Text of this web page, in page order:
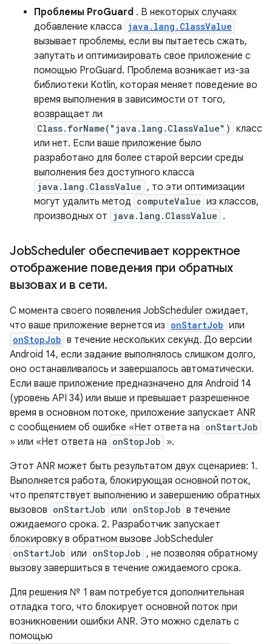
Проблемы ProGuard . В некоторых случаях
добавление класса java.lang.ClassValue
вызывает проблемы, если вы пытаетесь сжать,
запутать и оптимизировать свое приложение с
помощью ProGuard. Проблема возникает из-за
библиотеки Kotlin, которая меняет поведение во
время выполнения в зависимости от того,
возвращает ли
Class.forName("java.lang.ClassValue") класс
или нет. Если ваше приложение было
разработано для более старой версии среды
выполнения без доступного класса
java.lang.ClassValue , то эти оптимизации
могут удалить метод computeValue из классов,
производных от java.lang.ClassValue .
JobScheduler обеспечивает корректное
отображение поведения при обратных
вызовах и в сети.
С момента своего появления JobScheduler ожидает,
что ваше приложение вернется из onStartJob или
onStopJob в течение нескольких секунд. До версии
Android 14, если задание выполнялось слишком долго,
оно останавливалось и завершалось автоматически.
Если ваше приложение предназначено для Android 14
(уровень API 34) или выше и превышает разрешенное
время в основном потоке, приложение запускает ANR
с сообщением об ошибке «Нет ответа на onStartJob
» или «Нет ответа на onStopJob ».
Этот ANR может быть результатом двух сценариев: 1.
Выполняется работа, блокирующая основной поток,
что препятствует выполнению и завершению обратных
вызовов onStartJob или onStopJob в течение
ожидаемого срока. 2. Разработчик запускает
блокировку в обратном вызове JobScheduler
onStartJob или onStopJob , не позволяя обратному
вызову завершиться в течение ожидаемого срока.
Для решения № 1 вам потребуется дополнительная
отладка того, что блокирует основной поток при
возникновении ошибки ANR. Это можно сделать с
помощью